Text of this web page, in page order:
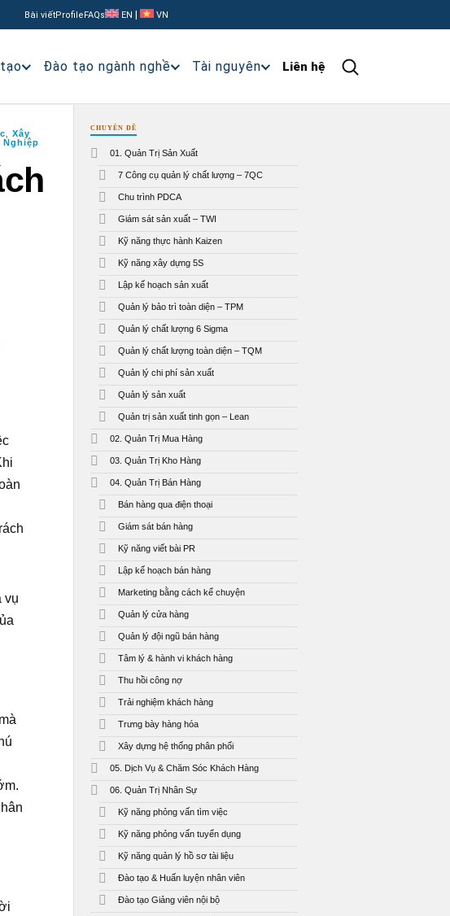
Bài viếtProfileFAQs EN | VN
Đào tạo ngành nghề Tài nguyên Liên hệ
, Xây
Nghiệp
vụ
CHUYÊN ĐỀ
01. Quản Trị Sản Xuất
7 Công cụ quản lý chất lượng – 7QC
Chu trình PDCA
Giám sát sản xuất – TWI
Kỹ năng thực hành Kaizen
Kỹ năng xây dựng 5S
Lập kế hoạch sản xuất
Quản lý bảo trì toàn diện – TPM
Quản lý chất lượng 6 Sigma
Quản lý chất lượng toàn diện – TQM
Quản lý chi phí sản xuất
Quản lý sản xuất
Quản trị sản xuất tinh gọn – Lean
02. Quản Trị Mua Hàng
03. Quản Trị Kho Hàng
04. Quản Trị Bán Hàng
Bán hàng qua điện thoại
Giám sát bán hàng
Kỹ năng viết bài PR
Lập kế hoạch bán hàng
Marketing bằng cách kể chuyện
Quản lý cửa hàng
Quản lý đội ngũ bán hàng
Tâm lý & hành vi khách hàng
Thu hồi công nợ
Trải nghiệm khách hàng
Trưng bày hàng hóa
Xây dựng hệ thống phân phối
05. Dịch Vụ & Chăm Sóc Khách Hàng
06. Quản Trị Nhân Sự
Kỹ năng phỏng vấn tìm việc
Kỹ năng phỏng vấn tuyển dụng
Kỹ năng quản lý hồ sơ tài liệu
Đào tạo & Huấn luyện nhân viên
Đào tạo Giảng viên nội bộ